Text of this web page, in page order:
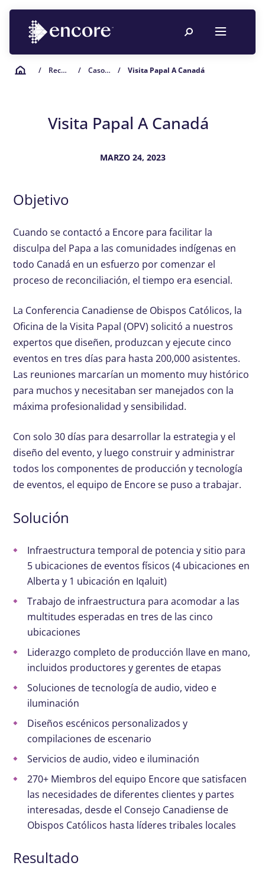
/ Recursos para la planificación de eventos / Casos de Estudio / Visita Papal A Canadá
Visita Papal A Canadá
MARZO 24, 2023
Objetivo
Cuando se contactó a Encore para facilitar la
disculpa del Papa a las comunidades indígenas en
todo Canadá en un esfuerzo por comenzar el
proceso de reconciliación, el tiempo era esencial.
La Conferencia Canadiense de Obispos Católicos, la
Oficina de la Visita Papal (OPV) solicitó a nuestros
expertos que diseñen, produzcan y ejecute cinco
eventos en tres días para hasta 200,000 asistentes.
Las reuniones marcarían un momento muy histórico
para muchos y necesitaban ser manejados con la
máxima profesionalidad y sensibilidad.
Con solo 30 días para desarrollar la estrategia y el
diseño del evento, y luego construir y administrar
todos los componentes de producción y tecnología
de eventos, el equipo de Encore se puso a trabajar.
Solución
Infraestructura temporal de potencia y sitio para
5 ubicaciones de eventos físicos (4 ubicaciones en
Alberta y 1 ubicación en Iqaluit)
Trabajo de infraestructura para acomodar a las
multitudes esperadas en tres de las cinco
ubicaciones
Liderazgo completo de producción llave en mano,
incluidos productores y gerentes de etapas
Soluciones de tecnología de audio, video e
iluminación
Diseños escénicos personalizados y
compilaciones de escenario
Servicios de audio, video e iluminación
270+ Miembros del equipo Encore que satisfacen
las necesidades de diferentes clientes y partes
interesadas, desde el Consejo Canadiense de
Obispos Católicos hasta líderes tribales locales
Resultado